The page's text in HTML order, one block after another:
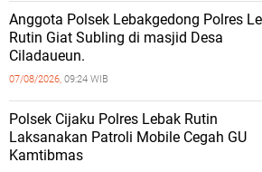
Anggota Polsek Lebakgedong Polres
Rutin Giat Subling di masjid Desa
Ciladaueun.
07/08/2026, 09:24 WIB
Polsek Cijaku Polres Lebak Rutin
Laksanakan Patroli Mobile Cegah GU
Kamtibmas